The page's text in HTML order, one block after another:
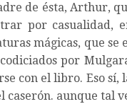
de ésta, Arthur,
por casualidad,
mágicas, que
por
con el libro. Eso
aunque tal